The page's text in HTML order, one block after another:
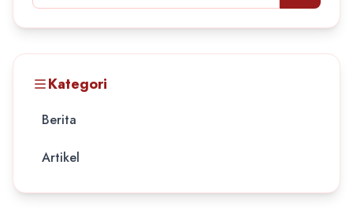
Kategori
Berita
Artikel